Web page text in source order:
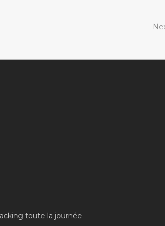
toute la journée